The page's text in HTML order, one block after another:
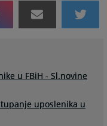
u FBiH - Sl.novine
uposlenika u